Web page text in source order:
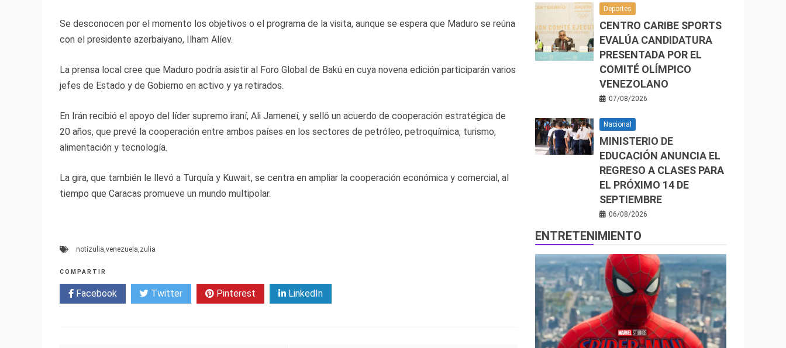
Se desconocen por el momento los objetivos o el programa de la visita, aunque se espera que Maduro se reúna
con el presidente azerbaiyano, Ilham Alíev.
La prensa local cree que Maduro podría asistir al Foro Global de Bakú en cuya novena edición participarán varios
jefes de Estado y de Gobierno en activo y ya retirados.
En Irán recibió el apoyo del líder supremo iraní, Ali Jameneí, y selló un acuerdo de cooperación estratégica de
20 años, que prevé la cooperación entre ambos países en los sectores de petróleo, petroquímica, turismo,
alimentación y tecnología.
La gira, que también le llevó a Turquía y Kuwait, se centra en ampliar la cooperación económica y comercial, al
tiempo que Caracas promueve un mundo multipolar.
notizulia,venezuela,zulia
COMPARTIR
Facebook Twitter Pinterest LinkedIn
Deportes
CENTRO CARIBE SPORTS
EVALÚA CANDIDATURA
PRESENTADA POR EL
COMITÉ OLÍMPICO
VENEZOLANO
07/08/2026
Nacional
MINISTERIO DE
EDUCACIÓN ANUNCIA EL
REGRESO A CLASES PARA
EL PRÓXIMO 14 DE
SEPTIEMBRE
06/08/2026
ENTRETENIMIENTO